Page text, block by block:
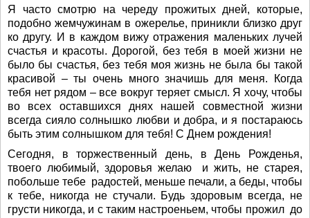
Я часто смотрю на череду прожитых дней, которые,
подобно жемчужинам в ожерелье, приникли близко друг
ко другу. И в каждом вижу отражения маленьких лучей
счастья и красоты. Дорогой, без тебя в моей жизни не
было бы счастья, без тебя моя жизнь не была бы такой
красивой – ты очень много значишь для меня. Когда
тебя нет рядом – все вокруг теряет смысл. Я хочу, чтобы
во всех оставшихся днях нашей совместной жизни
всегда сияло солнышко любви и добра, и я постараюсь
быть этим солнышком для тебя! С Днем рождения!
Сегодня, в торжественный день, в День Рожденья,
твоего любимый, здоровья желаю и жить, не старея,
побольше тебе радостей, меньше печали, а беды, чтобы
к тебе, никогда не стучали. Будь здоровым всегда, не
грусти никогда, и с таким настроеньем, чтобы прожил до